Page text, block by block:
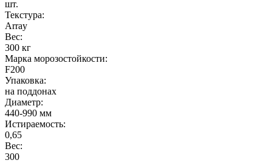
шт.
Текстура:
Array
Вес:
300 кг
Марка морозостойкости:
F200
Упаковка:
на поддонах
Диаметр:
440-990 мм
Истираемость:
0,65
Вес:
300